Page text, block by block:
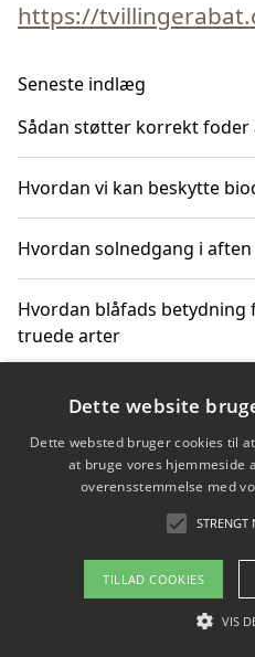
https://
Seneste indlæg
Sådan støtter korrekt
Hvordan vi kan beskytte
Hvordan solnedgang i
Hvordan blåfads
truede arter
Hvordan kan gaver til unge
Copyright
Om / kontakt
Dette website
Dette websted bruger cookies til
at bruge vores hjemmeside
overensstemmelse med
TILLAD COOKIES
VIS